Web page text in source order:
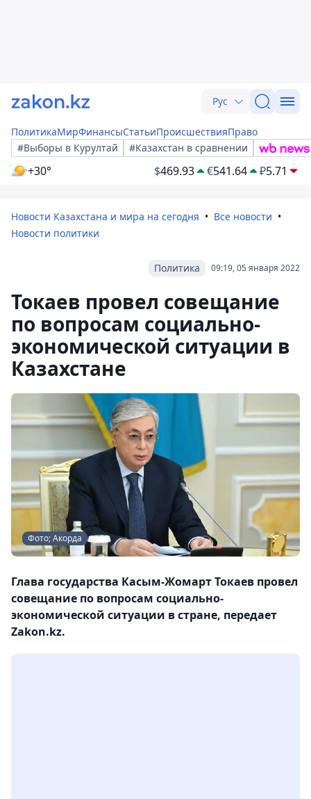
Рус
ПолитикаМирФинансыСтатьиПроисшествияПраво
#Выборы в Курултай
#Казахстан в сравнении
+30° $469.93 €541.64 ₽5.71
Новости Казахстана и мира на сегодня
Все новости
Новости политики
09:19, 05 января 2022
Политика
Токаев провел совещание
по вопросам социально-
экономической ситуации в
Казахстане
Фото; Акорда
Глава государства Касым-Жомарт Токаев провел
совещание по вопросам социально-
экономической ситуации в стране, передает
Zakon.kz.